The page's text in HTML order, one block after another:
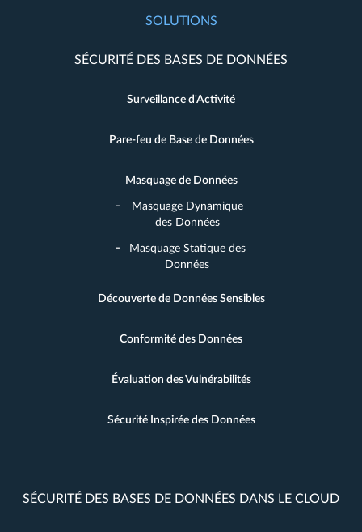
SOLUTIONS
SÉCURITÉ DES BASES DE DONNÉES
Surveillance d'Activité
Pare-feu de Base de Données
Masquage de Données
Masquage Dynamique
des Données
Masquage Statique des
Données
Découverte de Données Sensibles
Conformité des Données
Évaluation des Vulnérabilités
Sécurité Inspirée des Données
SÉCURITÉ DES BASES DE DONNÉES DANS LE CLOUD